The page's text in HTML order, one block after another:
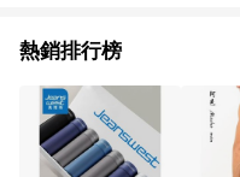
熱銷排行榜